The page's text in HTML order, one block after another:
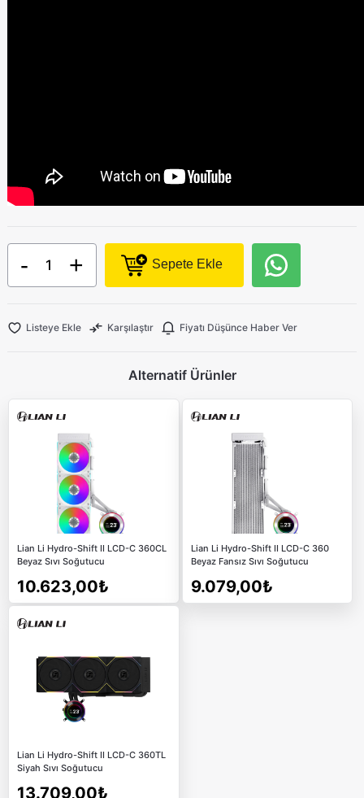
- + Sepete Ekle
Listeye Ekle Karşılaştır Fiyatı Düşünce Haber Ver
Alternatif Ürünler
Lian Li Hydro-Shift II LCD-C 360CL
Beyaz Sıvı Soğutucu
10.623,00₺
Lian Li Hydro-Shift II LCD-C 360
Beyaz Fansız Sıvı Soğutucu
9.079,00₺
Lian Li Hydro-Shift II LCD-C 360TL
Siyah Sıvı Soğutucu
13.709,00₺